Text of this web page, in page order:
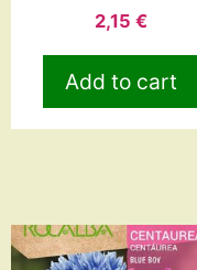
2,15 €
Add to cart